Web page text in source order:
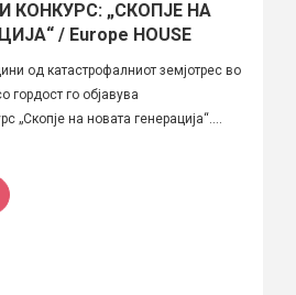
КОНКУРС: „СКОПЈЕ НА
/ Europe HOUSE
од катастрофалниот земјотрес во
гордост го објавува
„Скопје на новата генерација“....